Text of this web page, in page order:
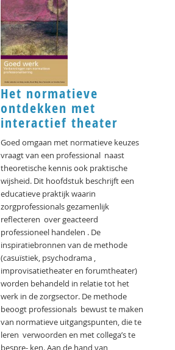
Het normatieve
ontdekken met
interactief theater
Goed omgaan met normatieve keuzes
vraagt van een professional naast
theoretische kennis ook praktische
wijsheid. Dit hoofdstuk beschrijft een
educatieve praktijk waarin
zorgprofessionals gezamenlijk
reﬂecteren over geacteerd
professioneel handelen . De
inspiratiebronnen van de methode
(casuïstiek, psychodrama ,
improvisatietheater en forumtheater)
worden behandeld in relatie tot het
werk in de zorgsector. De methode
beoogt professionals bewust te maken
van normatieve uitgangspunten, die te
leren verwoorden en met collega’s te
bespre- ken. Aan de hand van